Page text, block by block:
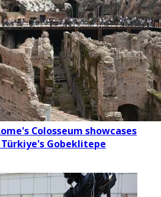
Colosseum showcases
Gobeklitepe